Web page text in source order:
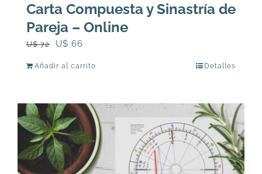
Carta Compuesta y Sinastría de
Pareja – Online
U$72
El
U$
72.
U$ 66
U$
66.
Añadir al carrito Detalles